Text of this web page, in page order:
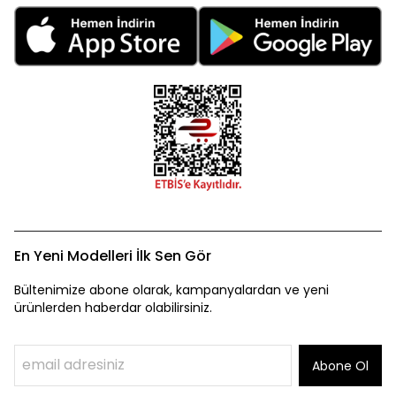
En Yeni Modelleri İlk Sen Gör
Bültenimize abone olarak, kampanyalardan ve yeni
ürünlerden haberdar olabilirsiniz.
Abone Ol